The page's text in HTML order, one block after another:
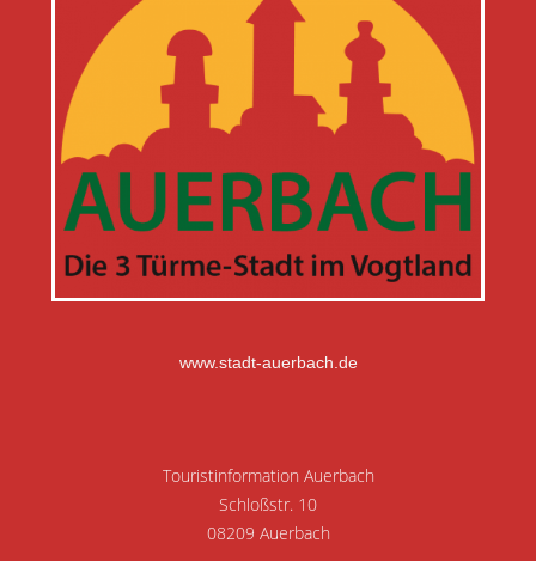
www.stadt-auerbach.de
Touristinformation Auerbach
Schloßstr. 10
08209 Auerbach